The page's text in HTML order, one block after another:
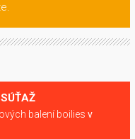
balení boilies v